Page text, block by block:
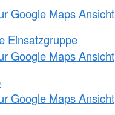
Google Maps Ansicht
Einsatzgruppe
Google Maps Ansicht
Google Maps Ansicht